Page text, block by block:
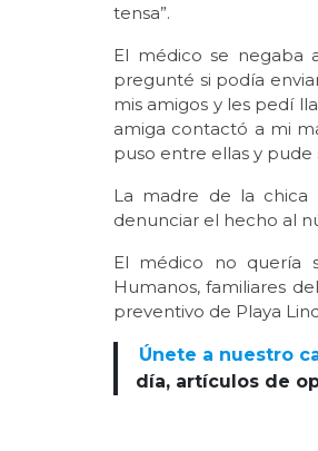
tensa”.
El médico se negaba
pregunté si podía
mis amigos y les pedí
amiga contactó a mi
puso entre ellas y
La madre de la
denunciar el hecho al
El médico no quería
Humanos, familiares
preventivo de Playa
Únete a nuestro
día, artículos de